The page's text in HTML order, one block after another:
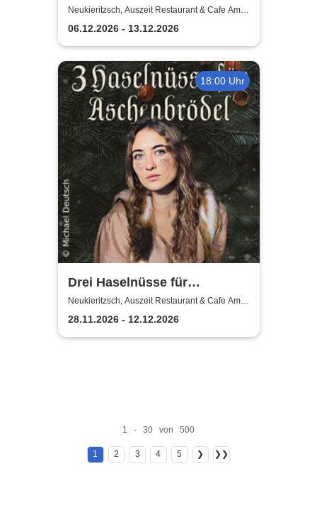
Komödie Leipzig /
Weihnachtstheater u.
Dinnershow
Neukieritzsch, Auszeit Restaurant & Cafe Am
Schwanenpark
06.12.2026 - 13.12.2026
18:00 Uhr
Drei Haselnüsse für
Aschenbrödel im Auszeit
Neukieritzsch
Neukieritzsch, Auszeit Restaurant & Cafe Am
Schwanenpark
28.11.2026 - 12.12.2026
1 - 30 von 500
1 2 3 4 5 ❯ ❯❯